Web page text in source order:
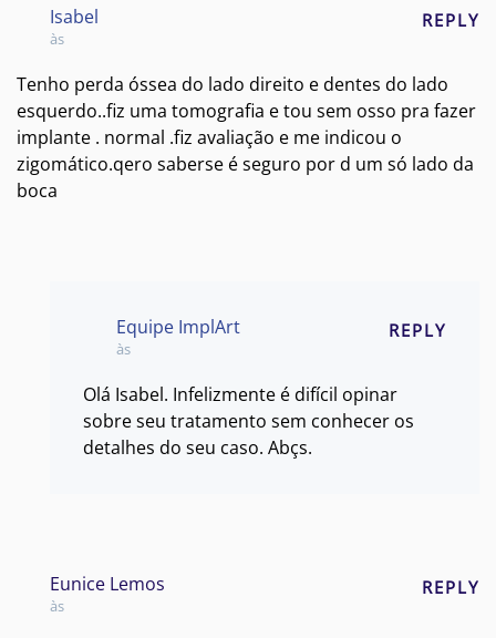
Isabel
às
REPLY
Tenho perda óssea do lado direito e dentes do lado
esquerdo..fiz uma tomografia e tou sem osso pra fazer
implante . normal .fiz avaliação e me indicou o
zigomático.qero saberse é seguro por d um só lado da
boca
Equipe ImplArt
às
REPLY
Olá Isabel. Infelizmente é difícil opinar
sobre seu tratamento sem conhecer os
detalhes do seu caso. Abçs.
Eunice Lemos
às
REPLY